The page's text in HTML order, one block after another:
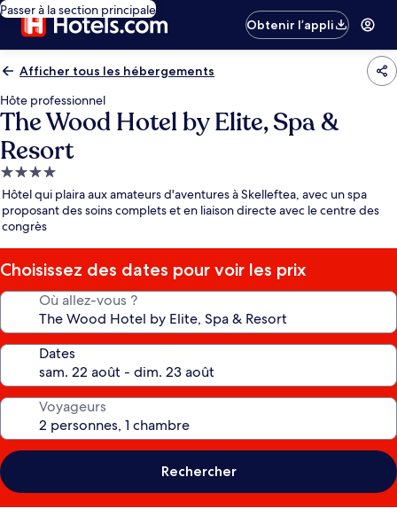
Passer à la section principale
Obtenir l’appli
Afficher tous les hébergements
Hôte professionnel
The Wood Hotel by Elite, Spa &
Resort
Hébergement
4.0 étoiles
Hôtel qui plaira aux amateurs d'aventures à Skelleftea, avec un spa
proposant des soins complets et en liaison directe avec le centre des
congrès
Choisissez des dates pour voir les prix
Où allez-vous ?
Dates
Voyageurs
Rechercher